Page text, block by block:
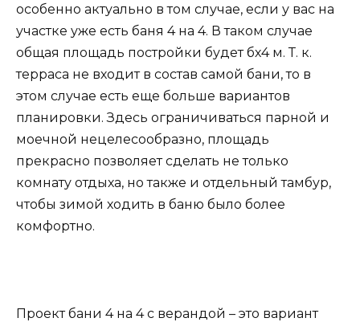
особенно актуально в том случае, если у вас на
участке уже есть баня 4 на 4. В таком случае
общая площадь постройки будет бх4 м. Т. к.
терраса не входит в состав самой бани, то в
этом случае есть еще больше вариантов
планировки. Здесь ограничиваться парной и
моечной нецелесообразно, площадь
прекрасно позволяет сделать не только
комнату отдыха, но также и отдельный тамбур,
чтобы зимой ходить в баню было более
комфортно.
Проект бани 4 на 4 с верандой – это вариант